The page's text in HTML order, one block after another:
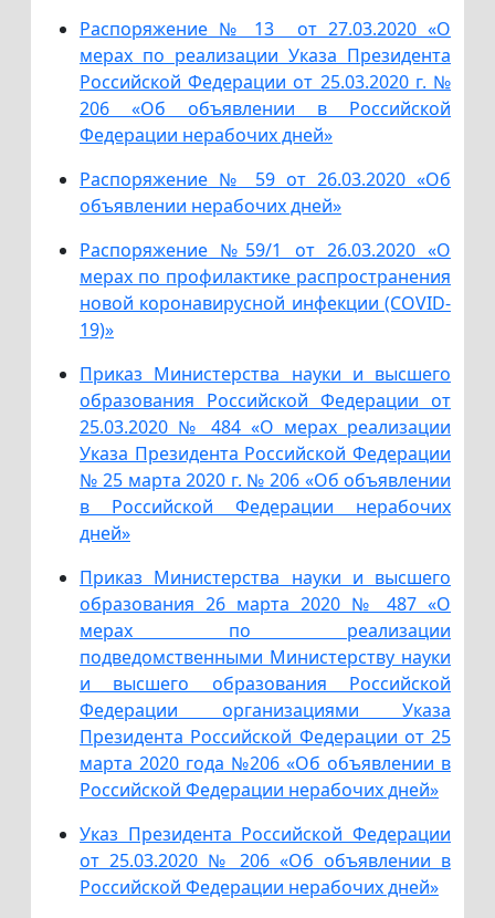
Распоряжение № 13 от 27.03.2020 «О
мерах по реализации Указа Президента
Российской Федерации от 25.03.2020 г. №
206 «Об объявлении в Российской
Федерации нерабочих дней»
Распоряжение № 59 от 26.03.2020 «Об
объявлении нерабочих дней»
Распоряжение №59/1 от 26.03.2020 «О
мерах по профилактике распространения
новой коронавирусной инфекции (COVID-
19)»
Приказ Министерства науки и высшего
образования Российской Федерации от
25.03.2020 № 484 «О мерах реализации
Указа Президента Российской Федерации
№ 25 марта 2020 г. № 206 «Об объявлении
в Российской Федерации нерабочих
дней»
Приказ Министерства науки и высшего
образования 26 марта 2020 № 487 «О
мерах по реализации
подведомственными Министерству науки
и высшего образования Российской
Федерации организациями Указа
Президента Российской Федерации от 25
марта 2020 года №206 «Об объявлении в
Российской Федерации нерабочих дней»
Указ Президента Российской Федерации
от 25.03.2020 № 206 «Об объявлении в
Российской Федерации нерабочих дней»